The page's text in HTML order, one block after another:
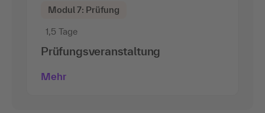
Modul 7: Prüfung
1,5 Tage
Prüfungsveranstaltung
Mehr